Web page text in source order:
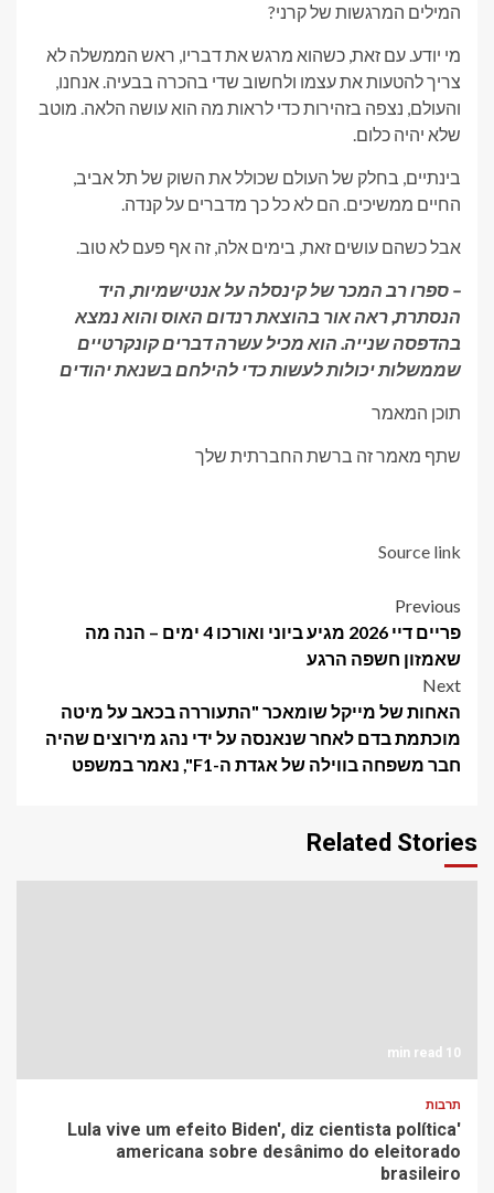
המילים המרגשות של קרני?
מי יודע. עם זאת, כשהוא מרגש את דבריו, ראש הממשלה לא
צריך להטעות את עצמו ולחשוב שדי בהכרה בבעיה. אנחנו,
והעולם, נצפה בזהירות כדי לראות מה הוא עושה הלאה. מוטב
שלא יהיה כלום.
בינתיים, בחלק של העולם שכולל את השוק של תל אביב,
החיים ממשיכים. הם לא כל כך מדברים על קנדה.
אבל כשהם עושים זאת, בימים אלה, זה אף פעם לא טוב.
– ספרו רב המכר של קינסלה על אנטישמיות, היד
הנסתרת, ראה אור בהוצאת רנדום האוס והוא נמצא
בהדפסה שנייה. הוא מכיל עשרה דברים קונקרטיים
שממשלות יכולות לעשות כדי להילחם בשנאת יהודים
תוכן המאמר
שתף מאמר זה ברשת החברתית שלך
Source link
Post
navigation
Previous
פריים דיי 2026 מגיע ביוני ואורכו 4 ימים – הנה מה
שאמזון חשפה הרגע
Next
האחות של מייקל שומאכר "התעוררה בכאב על מיטה
מוכתמת בדם לאחר שנאנסה על ידי נהג מירוצים שהיה
חבר משפחה בווילה של אגדת ה-F1", נאמר במשפט
Related Stories
10 min read
תרבות
'Lula vive um efeito Biden', diz cientista política
americana sobre desânimo do eleitorado
brasileiro